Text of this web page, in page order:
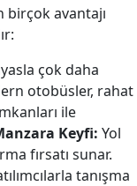
avantajı
çok daha
otobüsler, rahat
ile
Keyfi: Yol
fırsatı sunar.
tanışma